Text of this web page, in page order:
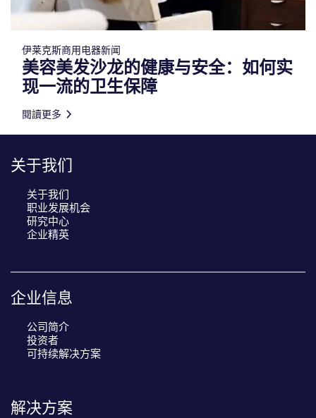
伊莱克斯商用电器新闻
美容美发沙龙的健康与安全：如何实
现一流的卫生保障
閱讀更多
关于我们
关于我们
职业发展机会
研究中心
企业精英
企业信息
公司简介
投资者
可持续解决方案
解决方案